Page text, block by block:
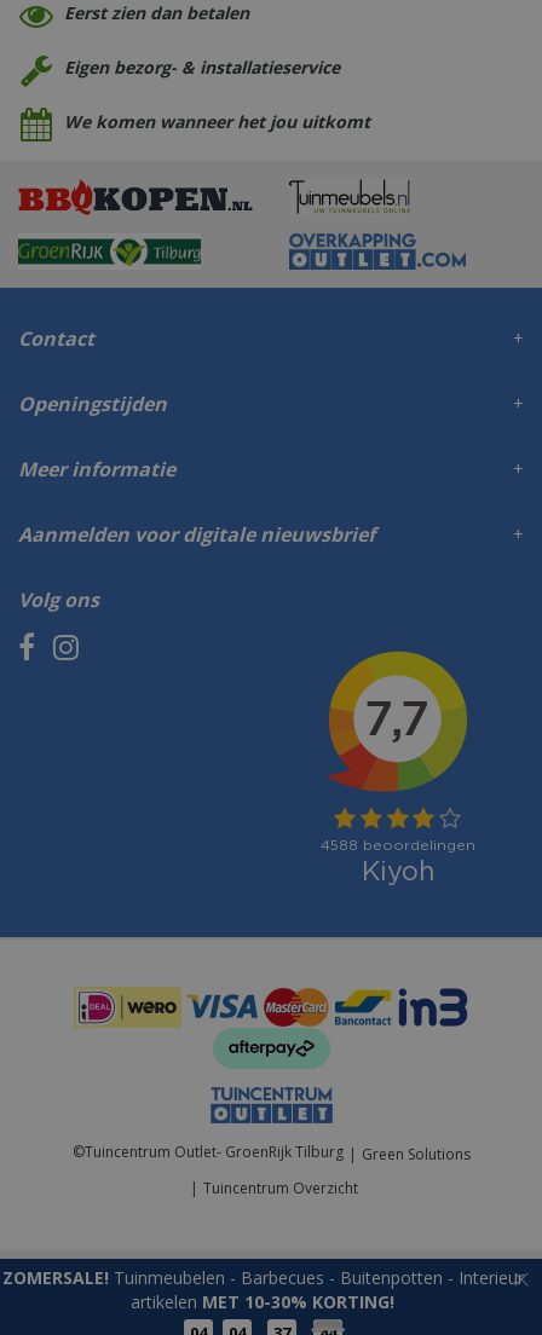
ZOMERSALE! Tuinmeubelen - Barbecues - Buitenpotten - Interieur
artikelen MET 10-30% KORTING!
Eerst zien dan betalen
Eigen bezorg- & installatieservice
We komen wanneer het jou uitkomt
Contact
Volg ons
Openingstijden
Meer informatie
Aanmelden voor digitale nieuwsbrief
©Tuincentrum Outlet- GroenRijk Tilburg
Green Solutions
Tuincentrum Overzicht